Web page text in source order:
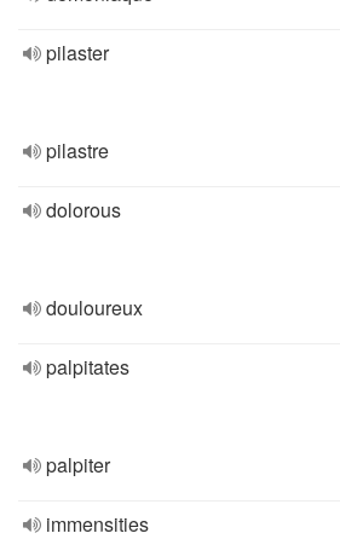
pilaster
pilastre
dolorous
douloureux
palpitates
palpiter
immensities